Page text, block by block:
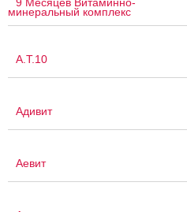
9 Месяцев Витаминно-
минеральный комплекс
А.Т.10
Адивит
Аевит